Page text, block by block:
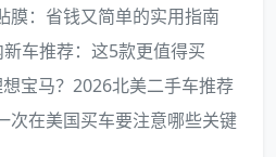
膜：省钱又简单的实用指南
车推荐：这5款更值得买
宝马？2026北美二手车推荐
次在美国买车要注意哪些关键